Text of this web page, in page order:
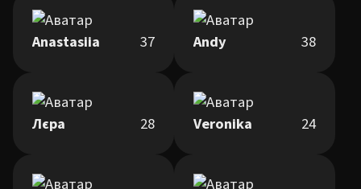
Anastasiia 37 Andy 38
Лєра 28 Veronika 24